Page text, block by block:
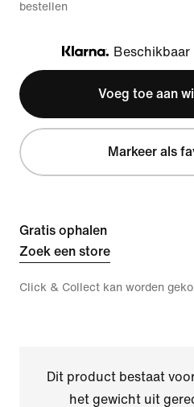
bestellen
Klarna
Beschikbaar
Voeg toe aan
Markeer als
Gratis ophalen
Zoek een store
Click & Collect kan worden
Dit product bestaat
het gewicht uit